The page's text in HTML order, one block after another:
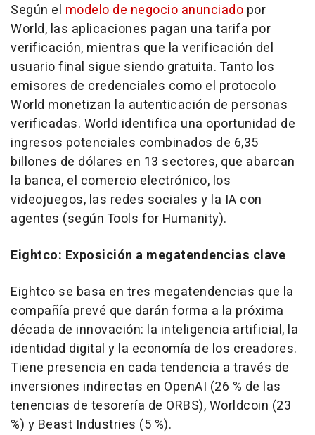
Según elmodelo de negocio anunciado por
World, las aplicaciones pagan una tarifa por
verificación, mientras que la verificación del
usuario final sigue siendo gratuita. Tanto los
emisores de credenciales como el protocolo
World monetizan la autenticación de personas
verificadas. World identifica una oportunidad de
ingresos potenciales combinados de 6,35
billones de dólares en 13 sectores, que abarcan
la banca, el comercio electrónico, los
videojuegos, las redes sociales y la IA con
agentes (según Tools for Humanity).
Eightco: Exposición a megatendencias clave
Eightco se basa en tres megatendencias que la
compañía prevé que darán forma a la próxima
década de innovación: la inteligencia artificial, la
identidad digital y la economía de los creadores.
Tiene presencia en cada tendencia a través de
inversiones indirectas en OpenAI (26 % de las
tenencias de tesorería de ORBS), Worldcoin (23
%) y Beast Industries (5 %).